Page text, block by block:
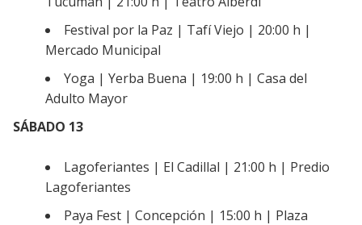
Festival por la Paz | Tafí Viejo | 20:00 h |
Mercado Municipal
Yoga | Yerba Buena | 19:00 h | Casa del
Adulto Mayor
SÁBADO 13
Lagoferiantes | El Cadillal | 21:00 h | Predio
Lagoferiantes
Paya Fest | Concepción | 15:00 h | Plaza